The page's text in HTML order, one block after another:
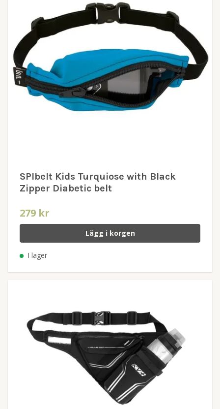
SPIbelt Kids Turquiose with Black
Zipper Diabetic belt
279 kr
Lägg i korgen
I lager